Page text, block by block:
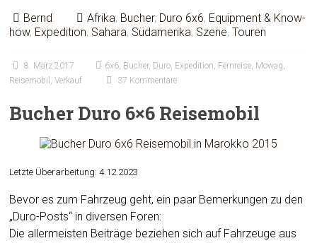
Bernd Afrika, Bucher, Duro 6x6, Equipment & Know-
how, Expedition, Sahara, Südamerika, Szene,Touren
8. März 2017 6x6, Bucher, Duro, Expedition, Fernreise, Mowag,
Reisemobil ,Verkauf 37 Kommentare
Bucher Duro 6×6 Reisemobil
Letzte Überarbeitung: 4.12.2023
Bevor es zum Fahrzeug geht, ein paar Bemerkungen zu den
„Duro-Posts“ in diversen Foren:
Die allermeisten Beiträge beziehen sich auf Fahrzeuge aus